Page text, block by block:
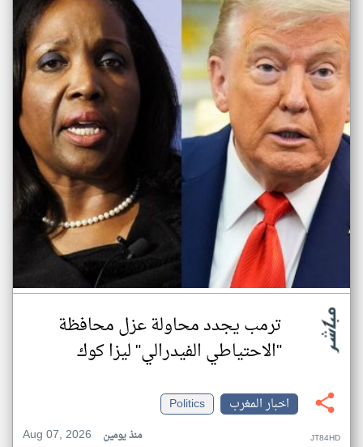
ترمب يجدد محاولة عزل محافظة
"الاحتياطي الفيدرالي" ليزا كوك
اخبار المغرب
Politics
Aug 07, 2026
منذ يومين JT84HD